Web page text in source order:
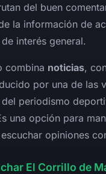
del buen
la información de
interés general.
combina noticias,
por una de las
periodismo
una opción para
opiniones
El Corrillo de